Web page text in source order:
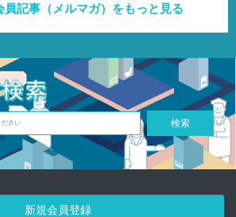
員記事（メルマガ）をもっと見る
検索
新規会員登録